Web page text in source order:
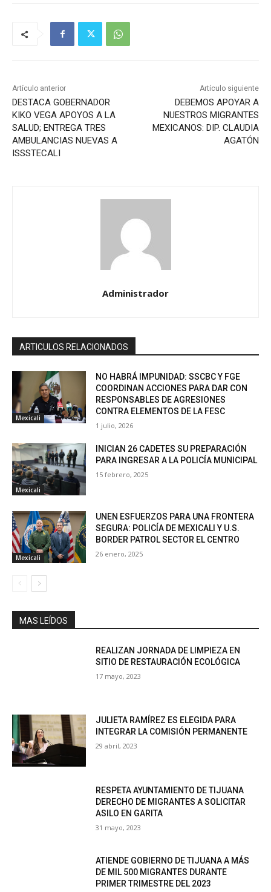
Artículo anterior
DESTACA GOBERNADOR
KIKO VEGA APOYOS A LA
SALUD; ENTREGA TRES
AMBULANCIAS NUEVAS A
ISSSTECALI
Artículo siguiente
DEBEMOS APOYAR A
NUESTROS MIGRANTES
MEXICANOS: DIP. CLAUDIA
AGATÓN
Administrador
ARTICULOS RELACIONADOS
Mexicali
NO HABRÁ IMPUNIDAD: SSCBC Y FGE
COORDINAN ACCIONES PARA DAR CON
RESPONSABLES DE AGRESIONES
CONTRA ELEMENTOS DE LA FESC
1 julio, 2026
Mexicali
INICIAN 26 CADETES SU PREPARACIÓN
PARA INGRESAR A LA POLICÍA MUNICIPAL
15 febrero, 2025
Mexicali
UNEN ESFUERZOS PARA UNA FRONTERA
SEGURA: POLICÍA DE MEXICALI Y U.S.
BORDER PATROL SECTOR EL CENTRO
26 enero, 2025
MAS LEÍDOS
REALIZAN JORNADA DE LIMPIEZA EN
SITIO DE RESTAURACIÓN ECOLÓGICA
17 mayo, 2023
JULIETA RAMÍREZ ES ELEGIDA PARA
INTEGRAR LA COMISIÓN PERMANENTE
29 abril, 2023
RESPETA AYUNTAMIENTO DE TIJUANA
DERECHO DE MIGRANTES A SOLICITAR
ASILO EN GARITA
31 mayo, 2023
ATIENDE GOBIERNO DE TIJUANA A MÁS
DE MIL 500 MIGRANTES DURANTE
PRIMER TRIMESTRE DEL 2023